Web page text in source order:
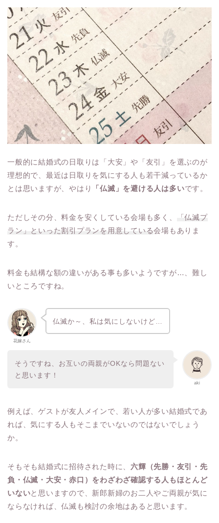
一般的に結婚式の日取りは「大安」や「友引」を選ぶのが
理想的で、最近は日取りを気にする人も若干減っているか
とは思いますが、やはり
「仏滅」を避ける人は多いです。
ただしその分、料金を安くしている会場も多く、
「仏滅プ
ラン」といった割引プランを用意している会場もありま
す。
料金も結構な額の違いがある事も多いようですが…、難し
いところですね。
花嫁さん
仏滅か～、私は気にしないけど…
aki
そうですね、お互いの両親がOKなら問題ない
と思います！
例えば、ゲストが友人メインで、若い人が多い結婚式であ
れば、気にする人もそこまでいないのではないでしょう
か。
そもそも結婚式に招待された時に、六輝（先勝・友引・先
負・仏滅・大安・赤口）をわざわざ確認する人もほとんど
いないと思いますので、新郎新婦のお二人やご両親が気に
ならなければ、仏滅も検討の余地はあると思います。